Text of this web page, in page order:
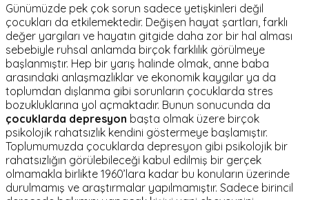
Günümüzde pek çok sorun sadece yetişkinleri değil
çocukları da etkilemektedir. Değişen hayat şartları, farklı
değer yargıları ve hayatın gitgide daha zor bir hal alması
sebebiyle ruhsal anlamda birçok farklılık görülmeye
başlanmıştır. Hep bir yarış halinde olmak, anne baba
arasındaki anlaşmazlıklar ve ekonomik kaygılar ya da
toplumdan dışlanma gibi sorunların çocuklarda stres
bozukluklarına yol açmaktadır. Bunun sonucunda da
çocuklarda depresyon başta olmak üzere birçok
psikolojik rahatsızlık kendini göstermeye başlamıştır.
Toplumumuzda çocuklarda depresyon gibi psikolojik bir
rahatsızlığın görülebileceği kabul edilmiş bir gerçek
olmamakla birlikte 1960’lara kadar bu konuların üzerinde
durulmamış ve araştırmalar yapılmamıştır. Sadece birincil